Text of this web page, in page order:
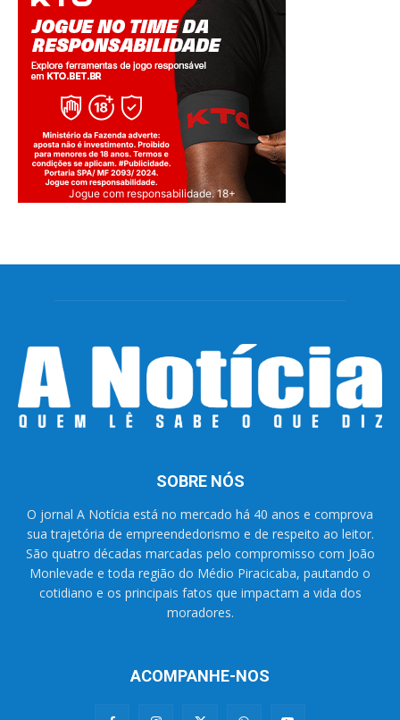
Jogue com responsabilidade. 18+
SOBRE NÓS
O jornal A Notícia está no mercado há 40 anos e comprova
sua trajetória de empreendedorismo e de respeito ao leitor.
São quatro décadas marcadas pelo compromisso com João
Monlevade e toda região do Médio Piracicaba, pautando o
cotidiano e os principais fatos que impactam a vida dos
moradores.
ACOMPANHE-NOS